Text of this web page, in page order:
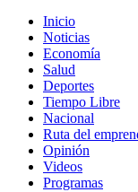
Inicio
Noticias
Economía
Salud
Deportes
Tiempo Libre
Nacional
Ruta del
Opinión
Videos
Programas